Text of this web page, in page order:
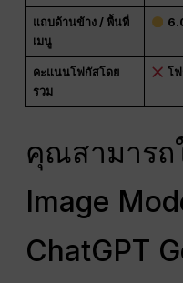
แถบด้านข้าง / พื้นที่
เมนู
คะแนนโฟกัสโดย
รวม
โ
คุณสามารถ
Image
ChatGPT